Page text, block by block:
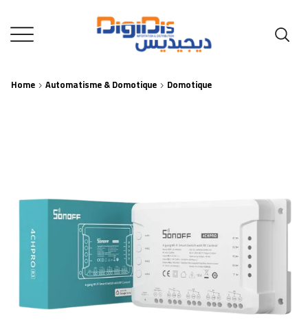
Home Automatisme & Domotique Domotique